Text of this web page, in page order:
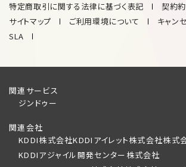
特定商取引に関する法律に基づく表記
契約
サイトマップ
ご利用環境について
キャン
SLA
関連サービス
ジンドゥー
関連会社
KDDI株式会社KDDIアイレット株式会社株式
KDDIアジャイル開発センター株式会社